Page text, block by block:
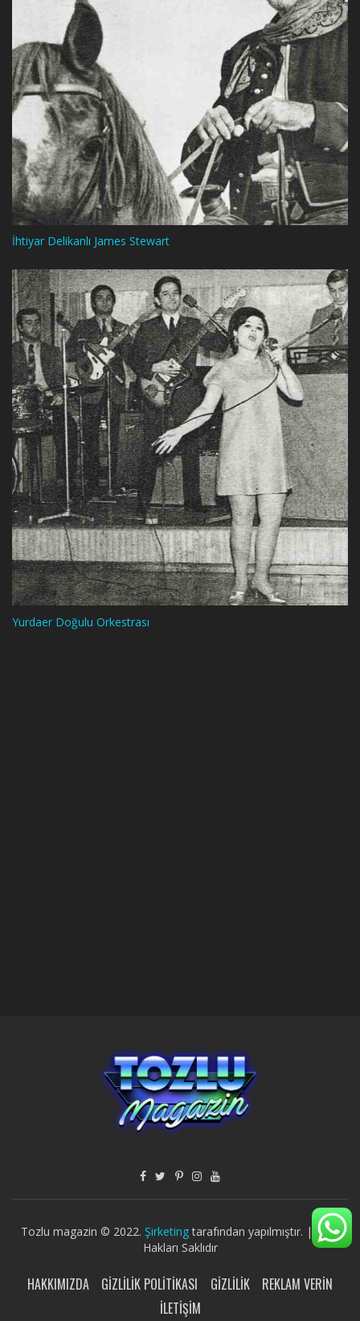
İhtiyar Delikanlı James Stewart
Yurdaer Doğulu Orkestrası
Tozlu magazin © 2022. Şirketingtarafından yapılmıştır. | Tüm
Hakları Saklıdır
HAKKIMIZDA GIZLILIK POLITIKASI GIZLILIK
REKLAM VERIN
İLETIŞIM